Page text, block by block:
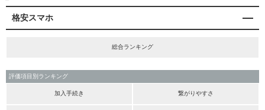
格安スマホ
総合ランキング
評価項目別ランキング
加入手続き 繋がりやすさ